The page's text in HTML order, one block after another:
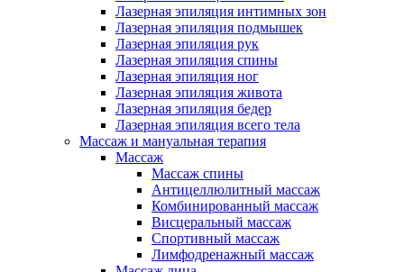
Лазерная эпиляция интимных зон
Лазерная эпиляция подмышек
Лазерная эпиляция рук
Лазерная эпиляция спины
Лазерная эпиляция ног
Лазерная эпиляция живота
Лазерная эпиляция бедер
Лазерная эпиляция всего тела
Массаж и мануальная терапия
Массаж
Массаж спины
Антицеллюлитный массаж
Комбинированный массаж
Висцеральный массаж
Спортивный массаж
Лимфодренажный массаж